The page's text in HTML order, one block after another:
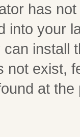
has
into your
install
not exist,
at